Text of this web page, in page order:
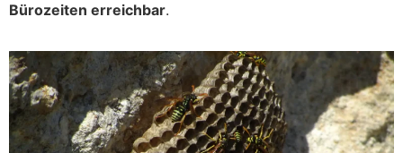
Bürozeiten erreichbar.